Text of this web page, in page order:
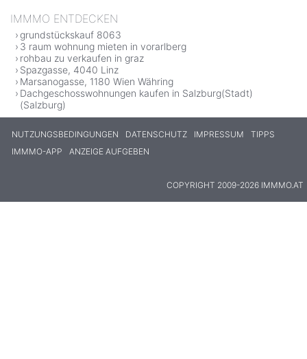
IMMMO ENTDECKEN
grundstückskauf 8063
3 raum wohnung mieten in vorarlberg
rohbau zu verkaufen in graz
Spazgasse, 4040 Linz
Marsanogasse, 1180 Wien Währing
Dachgeschosswohnungen kaufen in Salzburg(Stadt)
(Salzburg)
NUTZUNGSBEDINGUNGEN DATENSCHUTZ IMPRESSUM
TIPPS
IMMMO-APP
ANZEIGE AUFGEBEN
COPYRIGHT 2009-2026 IMMMO.AT